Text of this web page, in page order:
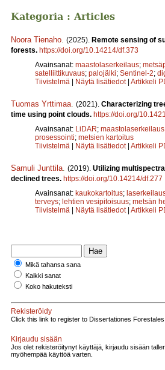
Kategoria : Articles
Noora Tienaho (2025). Remote sensing of
forests. https://doi.org/10.14214/df.373
Avainsanat: maastolaserkeilaus;
satelliittikuvaus; palojälki; Sentinel-2;
Tiivistelmä | Näytä lisätiedot | Artikkeli
Tuomas Yrttimaa (2021). Characterizing
time using point clouds. https://doi.org/
Avainsanat: LiDAR; maastolaserkeilaus
prosessointi; metsien kartoitus
Tiivistelmä | Näytä lisätiedot | Artikkeli
Samuli Junttila (2019). Utilizing
declined trees. https://doi.org/10.14214/df.277
Avainsanat: kaukokartoitus;
terveys; lehtien vesipitoisuus; metsän
Tiivistelmä | Näytä lisätiedot | Artikkeli
Mikä tahansa sana
Kaikki sanat
Koko hakuteksti
Rekisteröidy
Click this link to register to Dissertationes Forestales.
Kirjaudu sisään
Jos olet rekisteröitynyt käyttäjä, kirjaudu sisään
myöhempää käyttöä varten.